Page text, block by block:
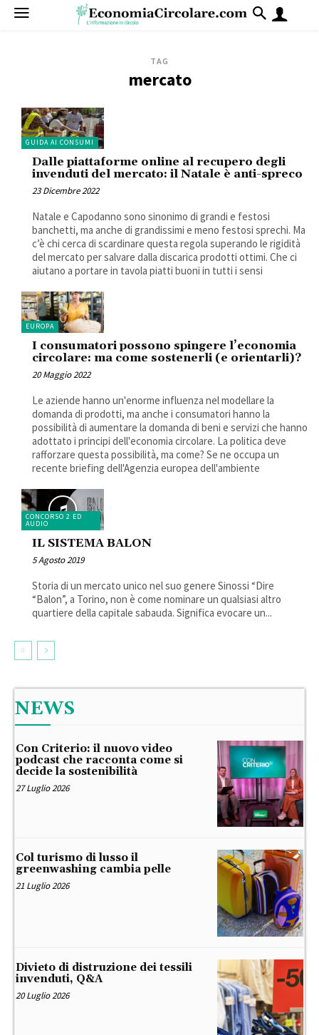
TAG
mercato
GUIDA AI CONSUMI
Dalle piattaforme online al recupero degli
invenduti del mercato: il Natale è anti-spreco
23 Dicembre 2022
Natale e Capodanno sono sinonimo di grandi e festosi
banchetti, ma anche di grandissimi e meno festosi sprechi. Ma
c’è chi cerca di scardinare questa regola superando le rigidità
del mercato per salvare dalla discarica prodotti ottimi. Che ci
aiutano a portare in tavola piatti buoni in tutti i sensi
EUROPA
I consumatori possono spingere l’economia
circolare: ma come sostenerli (e orientarli)?
20 Maggio 2022
Le aziende hanno un'enorme influenza nel modellare la
domanda di prodotti, ma anche i consumatori hanno la
possibilità di aumentare la domanda di beni e servizi che hanno
adottato i principi dell'economia circolare. La politica deve
rafforzare questa possibilità, ma come? Se ne occupa un
recente briefing dell'Agenzia europea dell'ambiente
CONCORSO 2 ED
AUDIO
IL SISTEMA BALON
5 Agosto 2019
Storia di un mercato unico nel suo genere Sinossi “Dire
“Balon”, a Torino, non è come nominare un qualsiasi altro
quartiere della capitale sabauda. Significa evocare un...
NEWS
Con Criterio: il nuovo video
podcast che racconta come si
decide la sostenibilità
27 Luglio 2026
Col turismo di lusso il
greenwashing cambia pelle
21 Luglio 2026
Divieto di distruzione dei tessili
invenduti, Q&A
20 Luglio 2026